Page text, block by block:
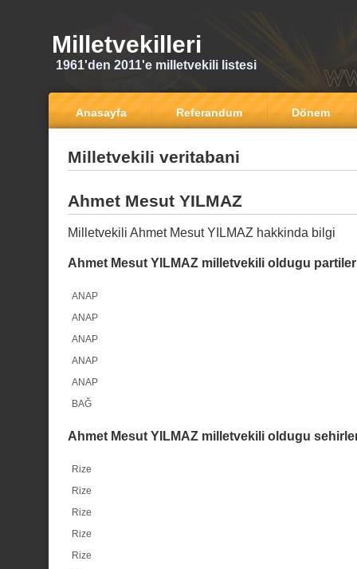
Milletvekilleri
1961'den 2011'e milletvekili listesi
Anasayfa Referandum Dönem
Milletvekili veritabani
Ahmet Mesut YILMAZ
Milletvekili Ahmet Mesut YILMAZ hakkinda bilgi
Ahmet Mesut YILMAZ milletvekili oldugu partiler
ANAP
ANAP
ANAP
ANAP
ANAP
BAĞ
Ahmet Mesut YILMAZ milletvekili oldugu
Rize
Rize
Rize
Rize
Rize